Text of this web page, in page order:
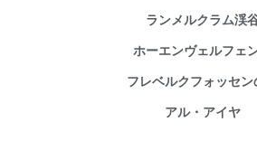
ランメルクラム渓
ホーエンヴェルフェ
フレベルクフォッセン
アル・アイヤ